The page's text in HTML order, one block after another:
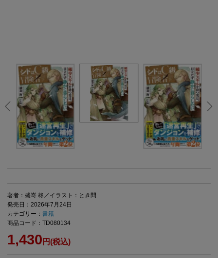
著者：盛嵜 柊／イラスト：とき間
発売日：2026年7月24日
カテゴリー： 書籍
商品コード：TD080134
1,430 円(税込)